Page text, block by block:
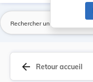
arrow_back Retour accueil